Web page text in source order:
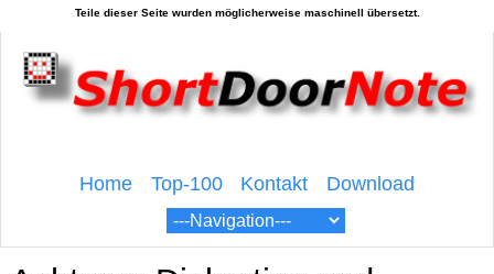
Home Top-100 Kontakt Download